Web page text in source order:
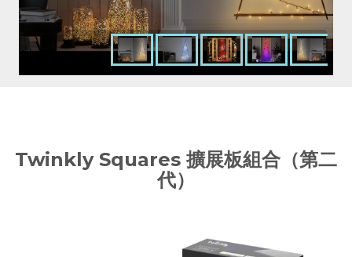
Twinkly Squares 擴展板組合（第二
代）